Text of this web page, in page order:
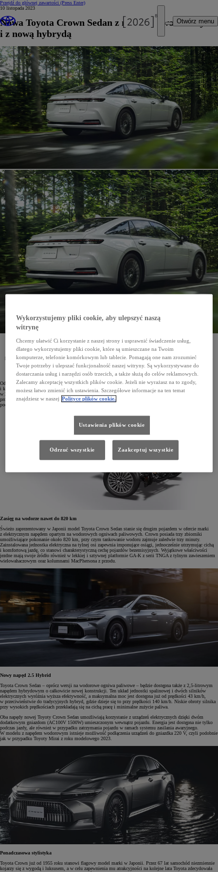
Przejdź do głównej zawartości (Press Enter)
Otwórz menu
10 listopada 2023
Nowa Toyota Crown Sedan z napędem wodorowym
i z nową hybrydą
Toyota Crown Sedan jest drugim po modelu Mirai samochodem marki z wodorowymi ogniwami
paliwowymi. Auto będzie mogło pokonać nawet 820 km na jednym tankowaniu, a w gamie modelu
znajdzie się też nowy napęd 2.5 Hybrid.
Od dziesięcioleci Toyota angażuje się w rozwój napędów opartych na wodorowych ogniwach paliwowych
i konsekwentnie wprowadzała te innowacje na rynek. Model Mirai, zaprezentowany po raz pierwszy
w 2014 roku, był pionierskim samochodem osobowym zasilanym wodorem, który trafił do masowej
produkcji. Druga generacja pojazdu zadebiutowała w 2021 roku, potwierdzając, że możliwe jest komfortowe
podróżowanie na duże odległości bez emisji i uzupełnianie paliwa w zaledwie kilka minut.
Zasięg na wodorze nawet do 820 km
Świeżo zaprezentowany w Japonii model Toyota Crown Sedan stanie się drugim pojazdem w ofercie marki
z elektrycznym napędem opartym na wodorowych ogniwach paliwowych. Crown posiada trzy zbiorniki
umożliwiające pokonanie około 820 km, przy czym tankowanie wodoru zajmuje zaledwie trzy minuty.
Zainstalowana jednostka elektryczna na tylnej osi zapewnia imponujące osiągi, jednocześnie utrzymując cichą
i komfortową jazdę, co stanowi charakterystyczną cechę pojazdów bezemisyjnych. Wyjątkowe właściwości
jezdne mają swoje źródło również w lekkiej i sztywnej platformie GA-K z serii TNGA z tylnym zawieszeniem
wielowahaczowym oraz kolumnami MacPhersona z przodu.
Nowy napęd 2.5 Hybrid
Toyota Crown Sedan – oprócz wersji na wodorowe ogniwa paliwowe – będzie dostępna także z 2,5-litrowym
napędem hybrydowym o całkowicie nowej konstrukcji. Ten układ jednostki spalinowej i dwóch silników
elektrycznych wyróżnia wyższa efektywność, a maksymalna moc jest dostępna już od prędkości 43 km/h,
w przeciwieństwie do tradycyjnych hybryd, gdzie dzieje się to przy prędkości 140 km/h. Niskie obroty silnika
przy wysokich prędkościach przekładają się na cichą pracę i minimalne zużycie paliwa.
Oba napędy nowej Toyoty Crown Sedan umożliwiają korzystanie z urządzeń elektrycznych dzięki dwóm
dodatkowym gniazdom (AC100V 1500W) umieszczonym wewnątrz pojazdu. Energia jest dostępna nie tylko
podczas jazdy, ale również w przypadku zatrzymania pojazdu w ramach systemu zasilania awaryjnego.
W modelu z napędem wodorowym istnieje możliwość podłączenia urządzeń do gniazdka 220 V, czyli podobnie
jak w przypadku Toyoty Mirai z roku modelowego 2023.
Ponadczasowa stylistyka
Toyota Crown już od 1955 roku stanowi flagowy model marki w Japonii. Przez 67 lat samochód niezmiennie
kojarzy się z wygodą i luksusem, a w celu zapewnienia mu atrakcyjności na kolejne lata Toyota zdecydowała
Wykorzystujemy pliki cookie, aby ulepszyć naszą
witrynę
Chcemy ułatwić Ci korzystanie z naszej strony i usprawnić świadczenie usług,
dlatego wykorzystujemy pliki cookie, które są umieszczane na Twoim
komputerze, telefonie komórkowym lub tablecie. Pomagają one nam zrozumieć
Twoje potrzeby i ulepszać funkcjonalność naszej witryny. Są wykorzystywane do
dostarczania usług i narzędzi osób trzecich, a także służą do celów reklamowych.
Zalecamy akceptację wszystkich plików cookie. Jeżeli nie wyrażasz na to zgody,
możesz łatwo zmienić ich ustawienia. Szczegółowe informacje na ten temat
znajdziesz w naszej Polityce plików cookie.
Ustawienia plików cookie
Odrzuć wszystkie Zaakceptuj wszystkie